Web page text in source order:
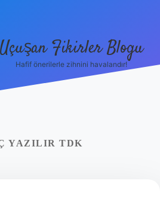
Uçuşan Fikirler Blogu
Hafif önerilerle zihnini havalandır!
YAZILIR TDK